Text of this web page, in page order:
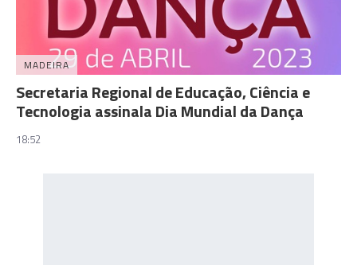
MADEIRA
Secretaria Regional de Educação, Ciência e
Tecnologia assinala Dia Mundial da Dança
18:52